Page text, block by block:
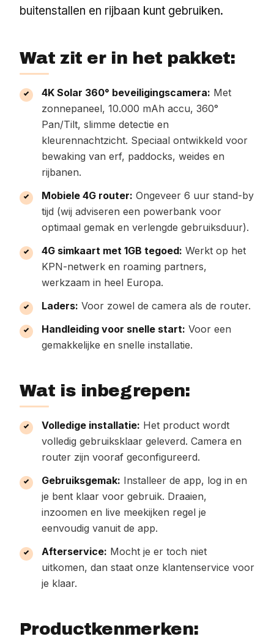
buitenstallen en rijbaan kunt gebruiken.
Wat zit er in het pakket:
4K Solar 360° beveiligingscamera: Met
zonnepaneel, 10.000 mAh accu, 360°
Pan/Tilt, slimme detectie en
kleurennachtzicht. Speciaal ontwikkeld voor
bewaking van erf, paddocks, weides en
rijbanen.
Mobiele 4G router: Ongeveer 6 uur stand-by
tijd (wij adviseren een powerbank voor
optimaal gemak en verlengde gebruiksduur).
4G simkaart met 1GB tegoed: Werkt op het
KPN-netwerk en roaming partners,
werkzaam in heel Europa.
Laders: Voor zowel de camera als de router.
Handleiding voor snelle start: Voor een
gemakkelijke en snelle installatie.
Wat is inbegrepen:
Volledige installatie: Het product wordt
volledig gebruiksklaar geleverd. Camera en
router zijn vooraf geconfigureerd.
Gebruiksgemak: Installeer de app, log in en
je bent klaar voor gebruik. Draaien,
inzoomen en live meekijken regel je
eenvoudig vanuit de app.
Afterservice: Mocht je er toch niet
uitkomen, dan staat onze klantenservice voor
je klaar.
Productkenmerken: